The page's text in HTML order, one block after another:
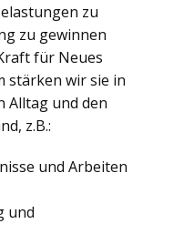
zu
zu gewinnen
für Neues
stärken wir sie in
Alltag und den
z.B.:
und Arbeiten
und